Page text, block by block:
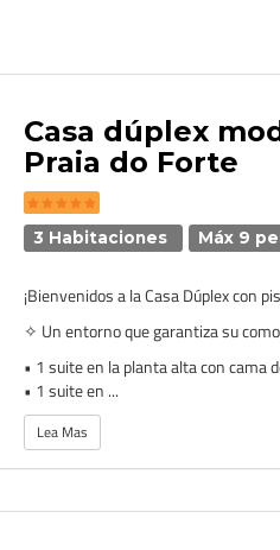
Casa dúplex
Praia do Forte
3 Habitaciones Máx 9
¡Bienvenidos a la Casa Dúplex con
✧ Un entorno que garantiza su
• 1 suite en la planta alta con cama
• 1 suite en ...
Lea Mas